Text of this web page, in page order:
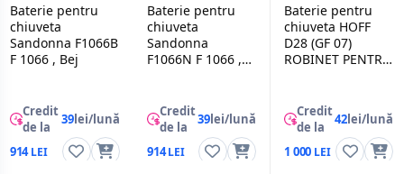
Baterie pentru
chiuveta
Sandonna F1066B
F 1066 , Bej
Credit
de la
39lei/lună
914
Baterie pentru
chiuveta
Sandonna
F1066N F 1066 ,
Credit
de la
39lei/lună
914
Baterie pentru
chiuveta HOFF
D28 (GF 07)
ROBINET PENTRU
Credit
de la
42lei/lună
1 000